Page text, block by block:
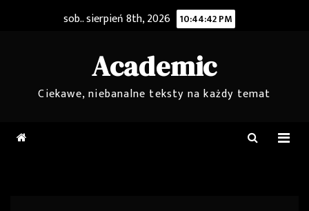
sob.. sierpień 8th, 2026 10:44:42 PM
Academic
Ciekawe, niebanalne teksty na każdy temat